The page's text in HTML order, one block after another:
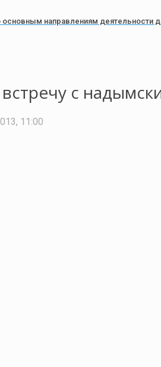
направлениям деятельности
с
11:00